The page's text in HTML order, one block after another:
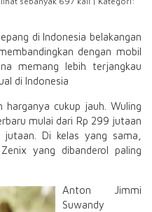
di Indonesia belakangan
dengan mobil
memang lebih terjangkau
di Indonesia
harganya cukup jauh. Wuling
mulai dari Rp 299 jutaan
Di kelas yang sama,
yang dibanderol paling
Anton Jimmi
Suwandy